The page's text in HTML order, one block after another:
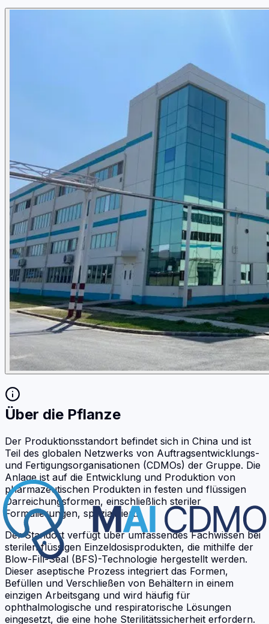
Über die Pflanze
Der Produktionsstandort befindet sich in China und ist
Teil des globalen Netzwerks von Auftragsentwicklungs-
und Fertigungsorganisationen (CDMOs) der Gruppe. Die
Anlage ist auf die Entwicklung und Produktion von
pharmazeutischen Produkten in festen und flüssigen
Darreichungsformen, einschließlich steriler
Formulierungen, spezialisiert.
Der Standort verfügt über umfassendes Fachwissen bei
sterilen flüssigen Einzeldosisprodukten, die mithilfe der
Blow-Fill-Seal (BFS)-Technologie hergestellt werden.
Dieser aseptische Prozess integriert das Formen,
Befüllen und Verschließen von Behältern in einem
einzigen Arbeitsgang und wird häufig für
ophthalmologische und respiratorische Lösungen
eingesetzt, die eine hohe Sterilitätssicherheit erfordern.